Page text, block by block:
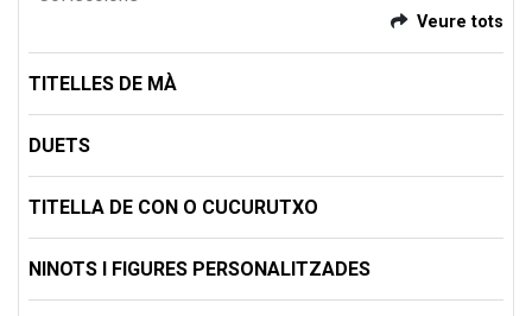
Veure tots
TITELLES DE MÀ
DUETS
TITELLA DE CON O CUCURUTXO
NINOTS I FIGURES PERSONALITZADES